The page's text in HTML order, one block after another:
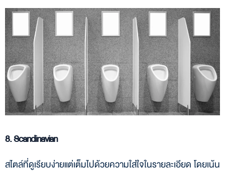
8. Scandinavian
สไตล์ที่ดูเรียบง่ายแต่เต็มไปด้วยความใส่ใจในรายละเอียด โดยเน้น